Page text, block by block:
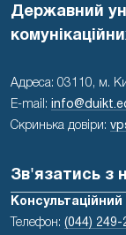
Державний
Адреса: 03110, м.
E-mail:
Скринька довіри:
Зв'язатись з
Телефон: (044) 249-